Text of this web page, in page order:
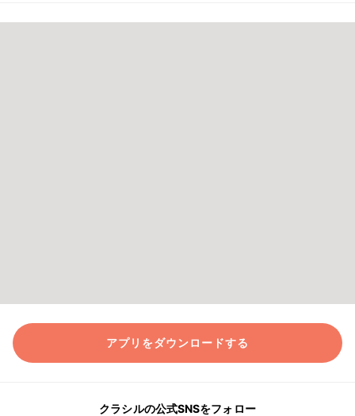
アプリをダウンロードする
クラシルの公式SNSをフォロー